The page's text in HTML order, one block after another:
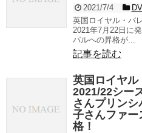
2021/7/4
英国ロイヤル・バ
2021年7月22日に
パルへの昇格が...
記事を読む
英国ロイヤ
2021/22シー
さんプリン
子さんファー
格！